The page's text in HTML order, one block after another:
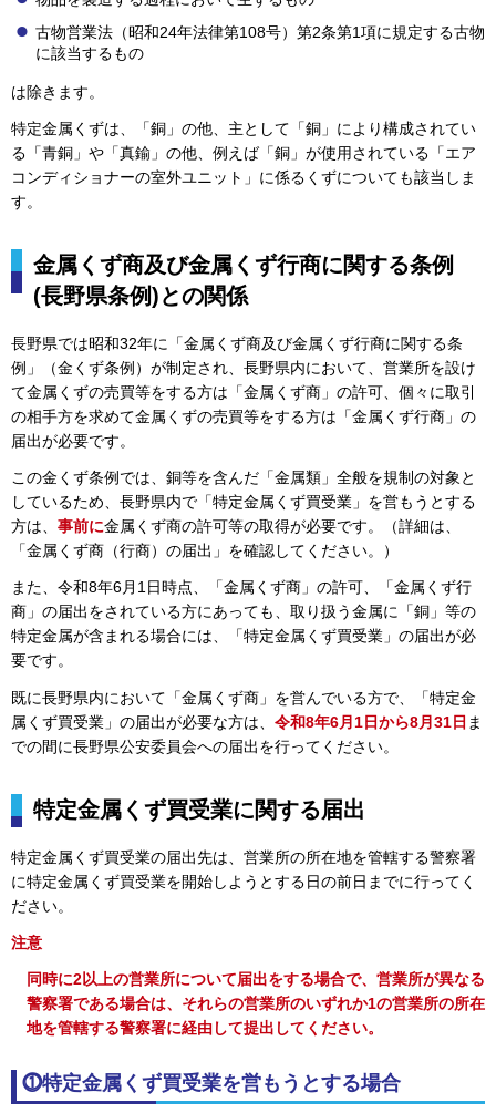
古物営業法（昭和24年法律第108号）第2条第1項に規定する古物
に該当するもの
は除きます。
特定金属くずは、「銅」の他、主として「銅」により構成されてい
る「青銅」や「真鍮」の他、例えば「銅」が使用されている「エア
コンディショナーの室外ユニット」に係るくずについても該当しま
す。
金属くず商及び金属くず行商に関する条例
(長野県条例)との関係
長野県では昭和32年に「金属くず商及び金属くず行商に関する条
例」（金くず条例）が制定され、長野県内において、営業所を設け
て金属くずの売買等をする方は「金属くず商」の許可、個々に取引
の相手方を求めて金属くずの売買等をする方は「金属くず行商」の
届出が必要です。
この金くず条例では、銅等を含んだ「金属類」全般を規制の対象と
しているため、長野県内で「特定金属くず買受業」を営もうとする
方は、 事前に金属くず商の許可等の取得が必要です。（詳細は、
「金属くず商（行商）の届出」を確認してください。）
また、令和8年6月1日時点、「金属くず商」の許可、「金属くず行
商」の届出をされている方にあっても、取り扱う金属に「銅」等の
特定金属が含まれる場合には、「特定金属くず買受業」の届出が必
要です。
既に長野県内において「金属くず商」を営んでいる方で、「特定金
属くず買受業」の届出が必要な方は、 令和8年6月1日から8月31日 ま
での間に長野県公安委員会への届出を行ってください。
特定金属くず買受業に関する届出
特定金属くず買受業の届出先は、営業所の所在地を管轄する警察署
に特定金属くず買受業を開始しようとする日の前日までに行ってく
ださい。
注意
同時に2以上の営業所について届出をする場合で、営業所が異なる
警察署である場合は、それらの営業所のいずれか1の営業所の所在
地を管轄する警察署に経由して提出してください。
⓵特定金属くず買受業を営もうとする場合